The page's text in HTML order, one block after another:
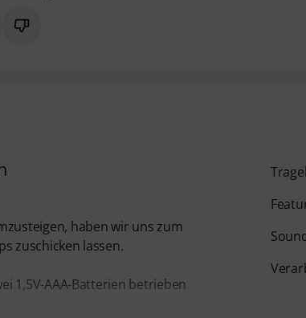
Sie diese Zusammenfassung als hilfreich
Markieren Sie diese Zusammenfassung als
haben wir uns zum
zuschicken lassen.
1,5V-AAA-Batterien betrieben